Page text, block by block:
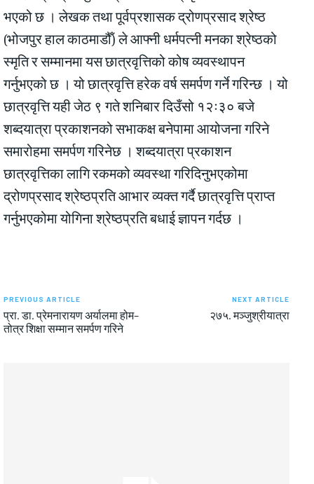
भएको छ । लेखक तथा पूर्वप्रशासक द्रोणप्रसाद श्रेष्ठ
(भोजपुर हाल काठमाडौँ) ले आफ्नी धर्मपत्नी मनका श्रेष्ठको
स्मृति र सम्मानमा यस छात्रवृत्तिको कोष व्यवस्थापन
गर्नुभएको छ । यो छात्रवृत्ति हरेक वर्ष समर्पण गर्ने गरिन्छ । यो
छात्रवृत्ति यही जेठ ९ गते शनिबार दिउँसो १२ः३० बजे
शब्दयात्रा प्रकाशनको सभाकक्ष बनेपामा आयोजना गरिने
समारोहमा समर्पण गरिनेछ । शब्दयात्रा प्रकाशन
छात्रवृत्तिका लागि रकमको व्यवस्था गरिदिनुभएकोमा
द्रोणप्रसाद श्रेष्ठप्रति आभार व्यक्त गर्दै छात्रवृत्ति प्राप्त
गर्नुभएकोमा योगिना श्रेष्ठप्रति बधाई ज्ञापन गर्दछ ।
PREVIOUS ARTICLE
प्रा. डा. प्रेमनारायण अर्यालमा होम–
तोत्र शिक्षा सम्मान समर्पण गरिने
NEXT ARTICLE
२७५. मञ्जुश्रीयात्रा